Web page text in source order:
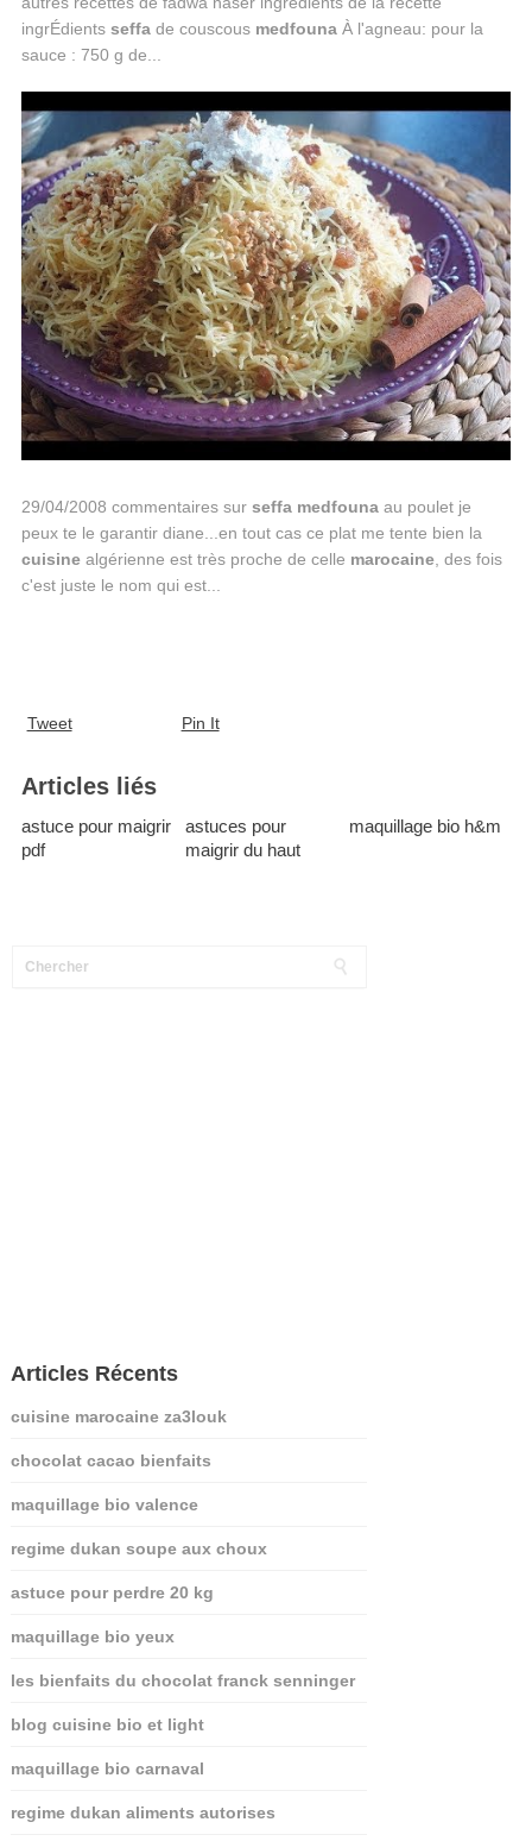
ingrÉdients seffade couscous medfounaÀ l'agneau: pour la
sauce : 750 g de...
29/04/2008 commentaires sur seffa medfounaau poulet je
peux te le garantir diane...en tout cas ce plat me tente bien la
cuisinealgérienne est très proche de celle marocaine, des fois
c'est juste le nom qui est...
Tweet Pin It
Articles liés
astuce pour maigrir
pdf
astuces pour
maigrir du haut
maquillage bio h&m
Articles Récents
cuisine marocaine za3louk
chocolat cacao bienfaits
maquillage bio valence
regime dukan soupe aux choux
astuce pour perdre 20 kg
maquillage bio yeux
les bienfaits du chocolat franck senninger
blog cuisine bio et light
maquillage bio carnaval
regime dukan aliments autorises